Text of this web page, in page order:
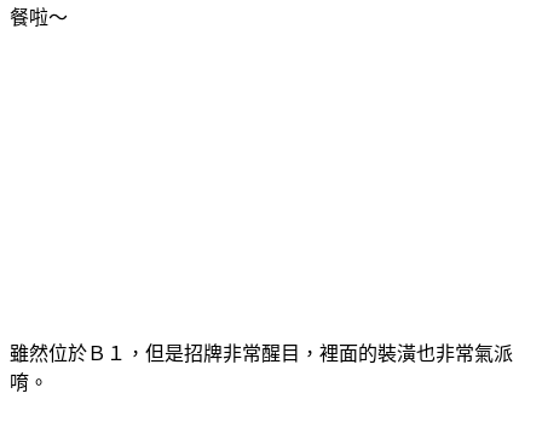
餐啦～
雖然位於Ｂ１，但是招牌非常醒目，裡面的裝潢也非常氣派
唷。